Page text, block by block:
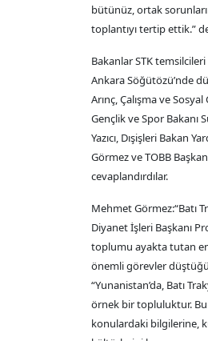
bütünüz, ortak
toplantıyı tertip ettik.”
Bakanlar STK
Ankara Söğütözü’nde
Arınç, Çalışma ve
Gençlik ve Spor Bakanı
Yazıcı, Dışişleri Bakan
Görmez ve TOBB
cevaplandırdılar.
Mehmet Görmez:“Batı
Diyanet İşleri Başkanı
toplumu ayakta tutan
önemli görevler
“Yunanistan’da, Batı
örnek bir topluluktur. Bu
konulardaki bilgilerine,